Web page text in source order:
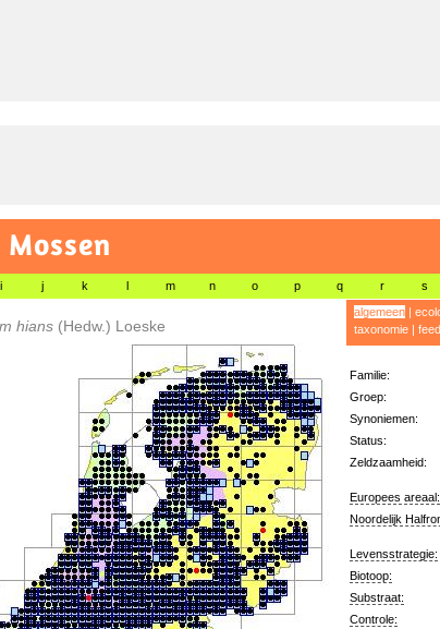
i j k l m n o p q r s
hians (Hedw.) Loeske
algemeen|
taxonomie|
Familie:
Groep:
Synoniemen:
Status:
Zeldzaamheid:
Europees areaal:
Noordelijk
Levensstrategie:
Biotoop:
Substraat:
Controle: